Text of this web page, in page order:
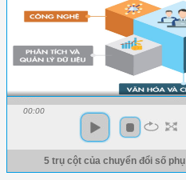
00:00
5 trụ cột của chuyển đổi số